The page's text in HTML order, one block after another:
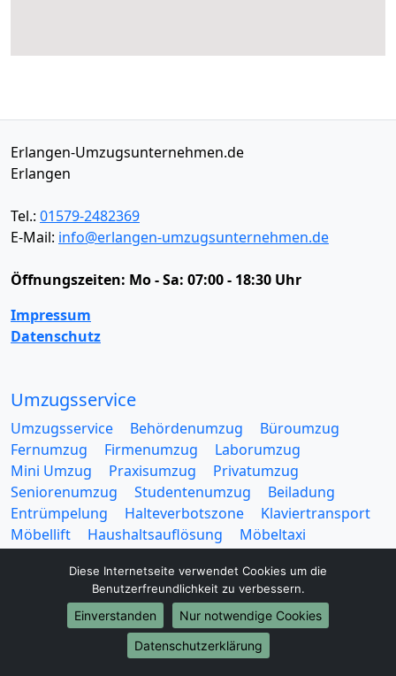
Erlangen-Umzugsunternehmen.de
Erlangen
Tel.: 01579-2482369
E-Mail: info@erlangen-umzugsunternehmen.de
Öffnungszeiten: Mo - Sa: 07:00 - 18:30 Uhr
Impressum
Datenschutz
Umzugsservice
Umzugsservice Behördenumzug
Büroumzug
Fernumzug
Firmenumzug
Laborumzug
Mini Umzug
Praxisumzug
Privatumzug
Seniorenumzug
Studentenumzug
Beiladung
Entrümpelung
Halteverbotszone
Klaviertransport
Möbellift
Haushaltsauflösung
Möbeltaxi
Diese Internetseite verwendet Cookies um die
Benutzerfreundlichkeit zu verbessern.
Einverstanden
Nur notwendige Cookies
Datenschutzerklärung